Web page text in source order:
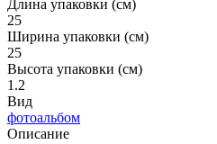
Длина упаковки (см)
25
Ширина упаковки (см)
25
Высота упаковки (см)
1.2
Вид
фотоальбом
Описание